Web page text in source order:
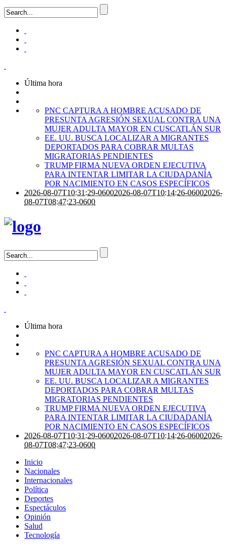
Última hora
PNC CAPTURA A HOMBRE ACUSADO DE
PRESUNTA AGRESIÓN SEXUAL CONTRA UNA
MUJER ADULTA MAYOR EN CUSCATLÁN SUR
EE. UU. BUSCA LOCALIZAR A MIGRANTES
DEPORTADOS PARA COBRAR MULTAS
MIGRATORIAS PENDIENTES
TRUMP FIRMA NUEVA ORDEN EJECUTIVA
PARA INTENTAR LIMITAR LA CIUDADANÍA
POR NACIMIENTO EN CASOS ESPECÍFICOS
2026-08-07T10:31:29-06002026-08-07T10:14:26-06002026-
08-07T08:47:23-0600
Última hora
PNC CAPTURA A HOMBRE ACUSADO DE
PRESUNTA AGRESIÓN SEXUAL CONTRA UNA
MUJER ADULTA MAYOR EN CUSCATLÁN SUR
EE. UU. BUSCA LOCALIZAR A MIGRANTES
DEPORTADOS PARA COBRAR MULTAS
MIGRATORIAS PENDIENTES
TRUMP FIRMA NUEVA ORDEN EJECUTIVA
PARA INTENTAR LIMITAR LA CIUDADANÍA
POR NACIMIENTO EN CASOS ESPECÍFICOS
2026-08-07T10:31:29-06002026-08-07T10:14:26-06002026-
08-07T08:47:23-0600
Inicio
Nacionales
Internacionales
Política
Deportes
Espectáculos
Opinión
Salud
Tecnología